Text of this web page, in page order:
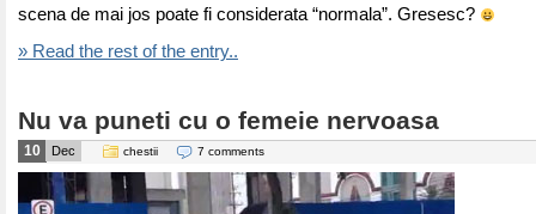
scena de mai jos poate fi considerata “normala”. Gresesc?
» Read the rest of the entry..
Nu va puneti cu o femeie nervoasa
10 Dec chestii 7 comments